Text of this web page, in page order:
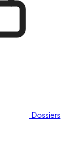
Dossiers